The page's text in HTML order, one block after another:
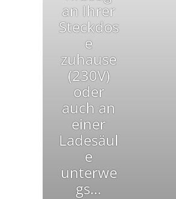
an Ihrer
Steckdos
e
zuhause
(230V)
oder
auch an
einer
Ladesäul
e
unterwe
gs…